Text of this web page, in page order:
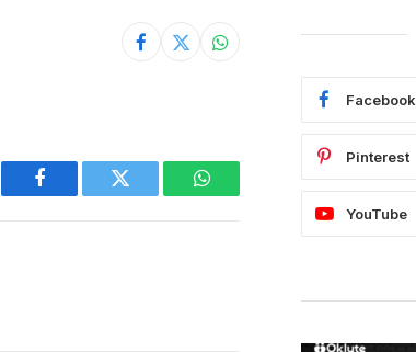
Facebook Twitter WhatsApp
Facebook
Pinterest
YouTube